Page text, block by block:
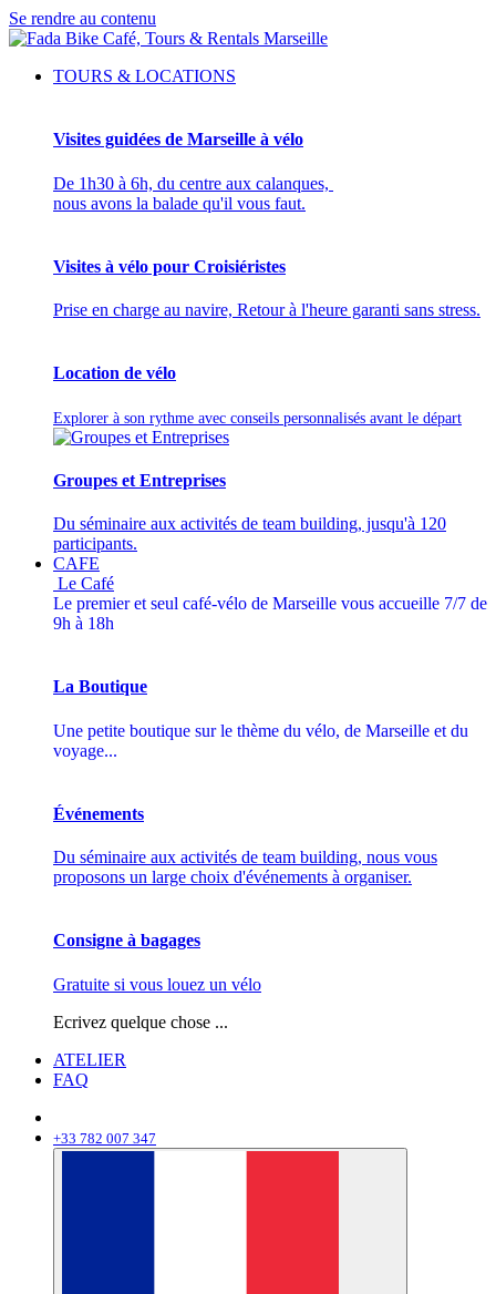
Se rendre au contenu
TOURS & LOCATIONS
Visites guidées de Marseille à vélo
De 1h30 à 6h, du centre aux calanques,
nous avons la balade qu'il vous faut.
Visites à vélo pour Croisiéristes
Prise en charge au navire, Retour à l'heure garanti sans stress.
Location de vélo
Explorer à son rythme avec conseils personnalisés avant le départ
Groupes et Entreprises
Du séminaire aux activités de team building, jusqu'à 120
participants.
CAFE
Le Café
Le premier et seul café-vélo de Marseille vous accueille 7/7 de
9h à 18h
La Boutique
Une petite boutique sur le thème du vélo, de Marseille et du
voyage...
Événements
Du séminaire aux activités de team building, nous vous
proposons un large choix d'événements à organiser.
Consigne à bagages
Gratuite si vous louez un vélo
Ecrivez quelque chose ...
ATELIER
FAQ
+33 782 007 347